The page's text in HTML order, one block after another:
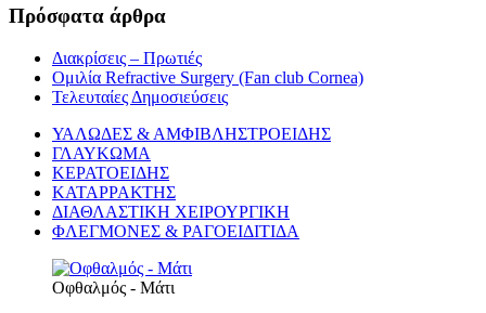
Πρόσφατα άρθρα
Διακρίσεις – Πρωτιές
Ομιλία Refractive Surgery (Fan club Cornea)
Τελευταίες Δημοσιεύσεις
ΥΑΛΩΔΕΣ & ΑΜΦΙΒΛΗΣΤΡΟΕΙΔΗΣ
ΓΛΑΥΚΩΜΑ
ΚΕΡΑΤΟΕΙΔΗΣ
ΚΑΤΑΡΡΑΚΤΗΣ
ΔΙΑΘΛΑΣΤΙΚΗ ΧΕΙΡΟΥΡΓΙΚΗ
ΦΛΕΓΜΟΝΕΣ & ΡΑΓΟΕΙΔΙΤΙΔΑ
Οφθαλμός - Μάτι